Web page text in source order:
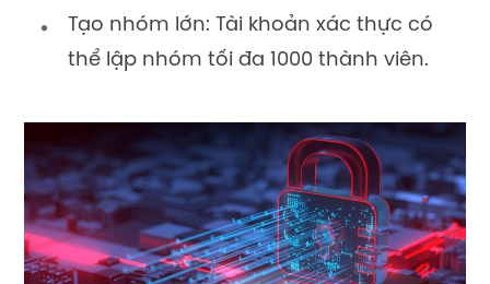
Tạo nhóm lớn: Tài khoản xác thực có
thể lập nhóm tối đa 1000 thành viên.